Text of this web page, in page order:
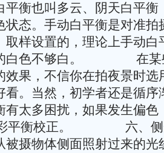
平衡也叫多云、阴天白平衡
状态。手动白平衡是对准拍
取样设置的，理论上手动白
的白色不够白。 在某
效果，不信你在拍夜景时选
看。当然，初学者还是循序
有太多困扰，如果发生偏色
彩平衡校正。 六、
物体侧面照射过来的光